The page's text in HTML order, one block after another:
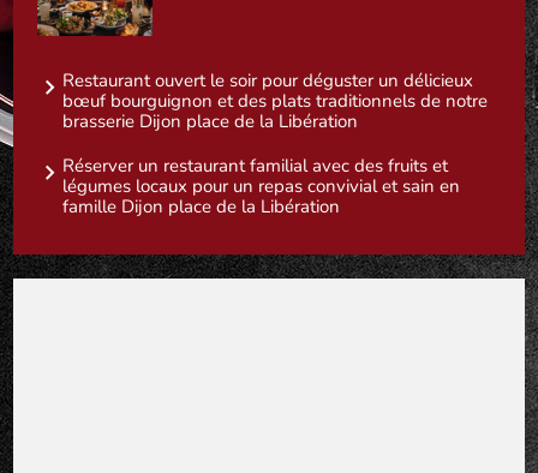
Restaurant ouvert le soir pour déguster un délicieux
bœuf bourguignon et des plats traditionnels de notre
brasserie Dijon place de la Libération
Réserver un restaurant familial avec des fruits et
légumes locaux pour un repas convivial et sain en
famille Dijon place de la Libération